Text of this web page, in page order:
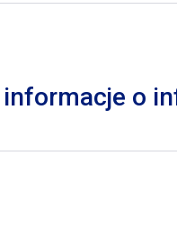
informacje o